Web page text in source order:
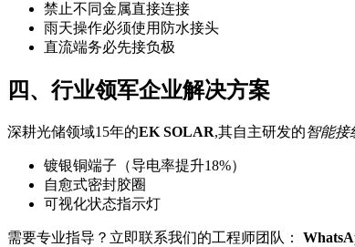
禁止不同金属直接连接
雨天操作必须使用防水接头
直流端务必先接负极
四、行业领军企业解决方案
深耕光储领域15年的EK SOLAR,其自主研发的智能接
镀银铜端子（导电率提升18%）
自愈式密封胶圈
可视化状态指示灯
需要专业指导？立即联系我们的工程师团队：